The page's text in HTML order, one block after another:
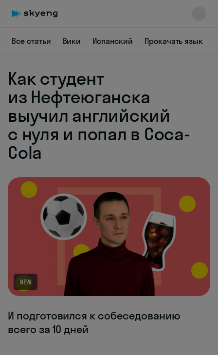
Все статьи Вики Испанский Прокачать язык
Как студент
из Нефтеюганска
выучил английский
с нуля и попал в Coca-
Cola
NEW
И подготовился к собеседованию
всего за 10 дней
Skyeng Chat
online